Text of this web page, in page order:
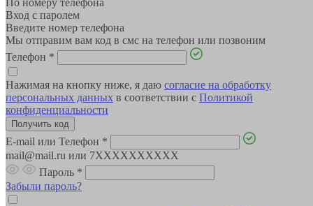
По номеру телефона
Вход с паролем
Введите номер телефона
Мы отправим вам код в смс на телефон или позвоним
Телефон *
Нажимая на кнопку ниже, я даю согласие на обработку
персональных данных в соответствии с Политикой
конфиденциальности
E-mail или Телефон *
mail@mail.ru или 7XXXXXXXXXX
Пароль *
Забыли пароль?